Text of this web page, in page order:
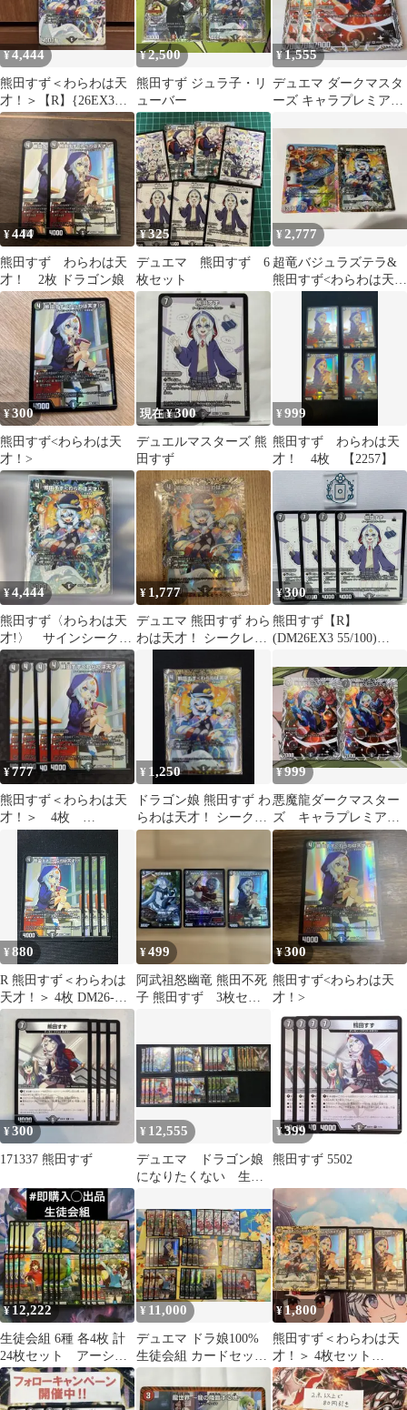
¥4,444
熊田すず＜わらわは天
才！＞【R】{26EX3秘
17超/秘20}
¥2,500
熊田すず ジュラ子・リ
ューバー
¥1,555
デュエマ ダークマスタ
ーズ キャラプレミアム
¥444
熊田すず わらわは天
才！ 2枚 ドラゴン娘
¥325
デュエマ 熊田すず 6
枚セット
¥2,777
超竜バジュラズテラ&
熊田すず<わらわは天
¥300
熊田すず<わらわは天
才！>
現在 ¥300
デュエルマスターズ 熊
田すず
¥999
熊田すず わらわは天
才！ 4枚 【2257】
¥4,444
熊田すず〈わらわは天
才!〉 サインシークレ
ット
¥ 1,777
デュエマ 熊田すず わら
わは天才！ シークレッ
¥300
熊田すず【R】
(DM26EX3 55/100)
100%パック
¥777
熊田すず＜わらわは天
才！＞ 4枚
DM26EX3
¥ 1,250
ドラゴン娘 熊田すず わ
らわは天才！ シークレ
ット
¥999
悪魔龍ダークマスター
ズ キャラプレミアム
トレジャー シク シ
ークレット 熊田すず
¥880
R 熊田すず＜わらわは
天才！＞ 4枚 DM26-
EX3 ドラ娘100%パック
¥499
阿武祖怒幽竜 熊田不死
子 熊田すず 3枚セッ
¥300
熊田すず<わらわは天
才！>
¥300
171337 熊田すず
¥ 12,555
デュエマ ドラゴン娘
になりたくない 生徒
¥399
熊田すず 5502
¥ 12,222
生徒会組 6種 各4枚 計
24枚セット アーシュ
ギャイ メガ すず ゼオ
ス 等
¥ 11,000
デュエマ ドラ娘100%
生徒会組 カードセッ
ト 23枚 アーシュ一
枚なし
¥ 1,800
熊田すず＜わらわは天
才！＞ 4枚セット
23EX3